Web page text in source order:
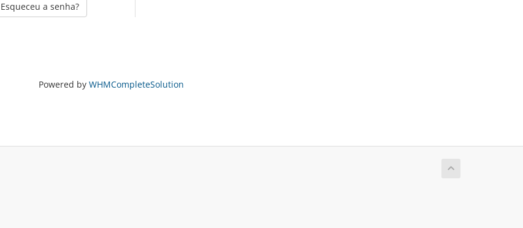
Esqueceu a senha?
Powered by WHMCompleteSolution